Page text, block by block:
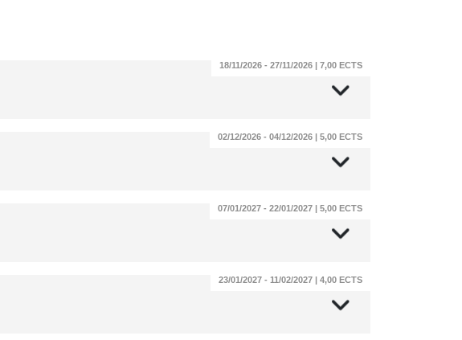
18/11/2026 - 27/11/2026 | 7,00 ECTS
02/12/2026 - 04/12/2026 | 5,00 ECTS
07/01/2027 - 22/01/2027 | 5,00 ECTS
23/01/2027 - 11/02/2027 | 4,00 ECTS